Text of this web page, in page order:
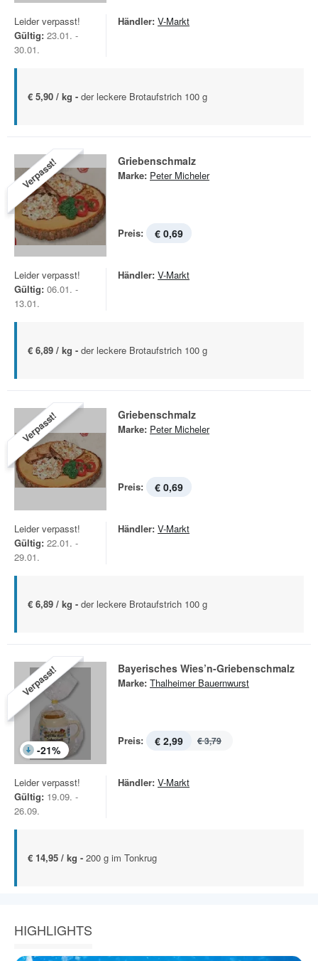
Leider verpasst!
Gültig: 23.01. -
30.01.
Händler: V-Markt
€ 5,90 / kg - der leckere Brotaufstrich 100 g
Verpasst! Griebenschmalz
Marke: Peter Micheler
Preis: € 0,69
Leider verpasst!
Gültig: 06.01. -
13.01.
Händler: V-Markt
€ 6,89 / kg - der leckere Brotaufstrich 100 g
Verpasst! Griebenschmalz
Marke: Peter Micheler
Preis: € 0,69
Leider verpasst!
Gültig: 22.01. -
29.01.
Händler: V-Markt
€ 6,89 / kg - der leckere Brotaufstrich 100 g
Verpasst!
-21%
Bayerisches Wies’n-Griebenschmalz
Marke: Thalheimer Bauernwurst
Preis: € 2,99 € 3,79
Leider verpasst!
Gültig: 19.09. -
26.09.
Händler: V-Markt
€ 14,95 / kg - 200 g im Tonkrug
HIGHLIGHTS